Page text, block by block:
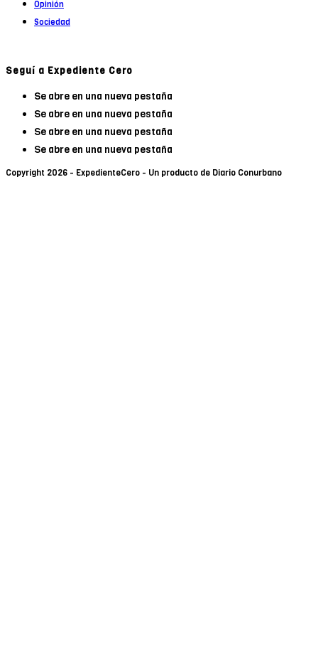
Opinión
Sociedad
Seguí a Expediente Cero
Se abre en una nueva pestaña
Se abre en una nueva pestaña
Se abre en una nueva pestaña
Se abre en una nueva pestaña
Copyright 2026 - ExpedienteCero - Un producto de Diario Conurbano